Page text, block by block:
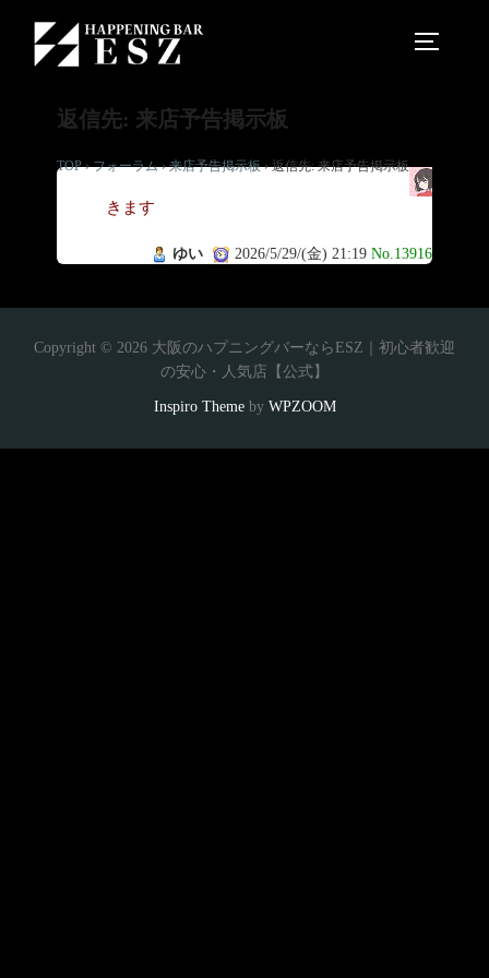
返信先: 来店予告掲示板
TOP › フォーラム › 来店予告掲示板 › 返信先: 来店予告掲示板
い
きます
ゆい 2026/5/29/(金) 21:19 No.13916
Copyright © 2026 大阪のハプニングバーならESZ｜初心者歓迎
の安心・人気店【公式】
Inspiro Themeby WPZOOM